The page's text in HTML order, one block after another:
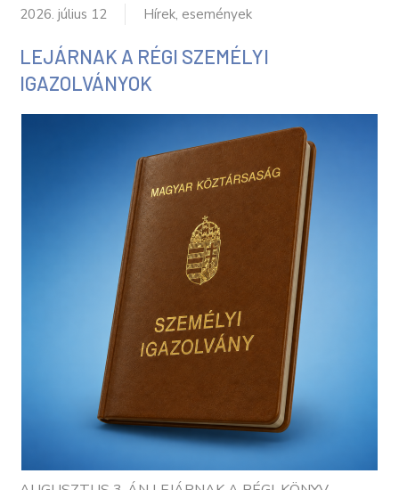
2026. július 12 Hírek, események
LEJÁRNAK A RÉGI SZEMÉLYI
IGAZOLVÁNYOK